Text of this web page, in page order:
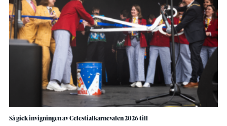
Så gick invigningen av Celestialkarnevalen 2026 till